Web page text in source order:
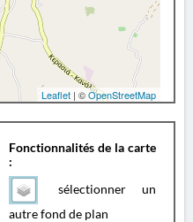
Leaflet | ©OpenStreetMap
Fonctionnalités de la carte
:
sélectionner un
autre fond de plan